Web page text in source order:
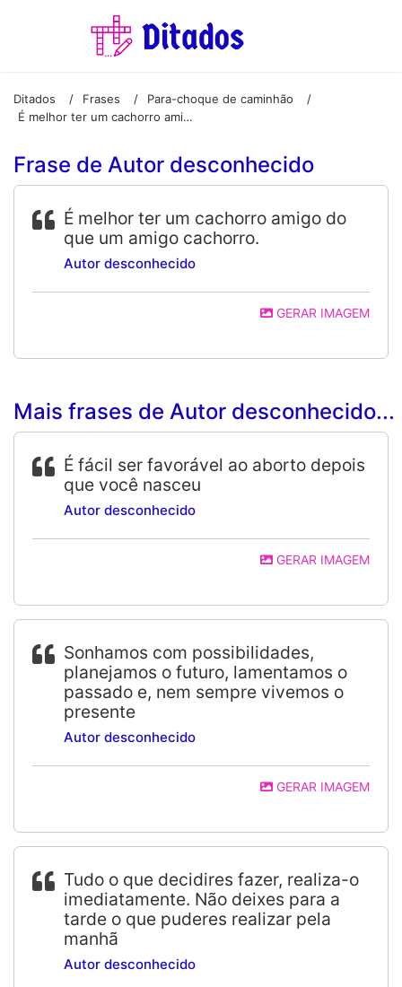
Ditados / Frases / Para-choque de caminhão
/
É melhor ter um cachorro amigo do que um amigo cachorro.
Frase de Autor desconhecido
É melhor ter um cachorro amigo do
que um amigo cachorro.
Autor desconhecido
GERAR IMAGEM
Mais frases de Autor desconhecido...
É fácil ser favorável ao aborto depois
que você nasceu
Autor desconhecido
GERAR IMAGEM
Sonhamos com possibilidades,
planejamos o futuro, lamentamos o
passado e, nem sempre vivemos o
presente
Autor desconhecido
GERAR IMAGEM
Tudo o que decidires fazer, realiza-o
imediatamente. Não deixes para a
tarde o que puderes realizar pela
manhã
Autor desconhecido